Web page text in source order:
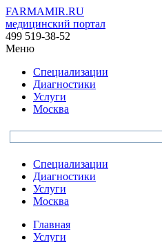
FARMAMIR.RU
медицинский портал
499 519-38-52
Меню
Специализации
Диагностики
Услуги
Москва
Специализации
Диагностики
Услуги
Москва
Главная
Услуги